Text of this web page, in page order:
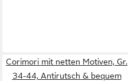
Corimori mit netten Motiven, Gr.
34-44, Antirutsch & bequem